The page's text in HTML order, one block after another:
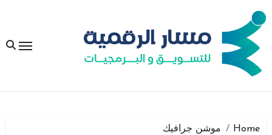
إلى
المحتوى
Home
موشن جرافيك